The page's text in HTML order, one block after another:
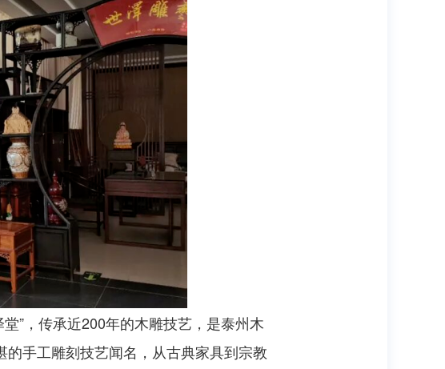
”，传承近200年的木雕技艺，是泰州木
手工雕刻技艺闻名，从古典家具到宗教